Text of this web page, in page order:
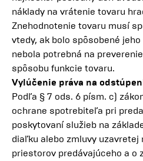
náklady na vrátenie tovaru
Znehodnotenie tovaru musí
vtedy, ak bolo spôsobené
nebola potrebná na
spôsobu funkcie tovaru.
Vylúčenie práva na
Podľa § 7 ods. 6 písm. c)
ochrane spotrebiteľa pri
poskytovaní služieb na
diaľku alebo zmluvy uzavretej
priestorov predávajúceho a o